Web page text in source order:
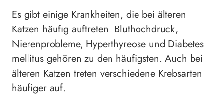
Es gibt einige Krankheiten, die bei älteren
Katzen häufig auftreten. Bluthochdruck,
Nierenprobleme, Hyperthyreose und Diabetes
mellitus gehören zu den häufigsten. Auch bei
älteren Katzen treten verschiedene Krebsarten
häufiger auf.